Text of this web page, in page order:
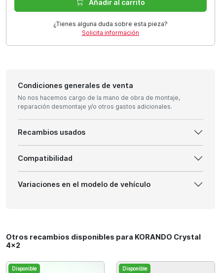
Añadir al carrito
¿Tienes alguna duda sobre esta pieza?
Solicita información
Condiciones generales de venta
No nos hacemos cargo de la mano de obra de montaje,
reparación desmontaje y/o otros gastos adicionales.
Recambios usados
Compatibilidad
Variaciones en el modelo de vehículo
Otros recambios disponibles para KORANDO Crystal
4x2
Disponible Disponible